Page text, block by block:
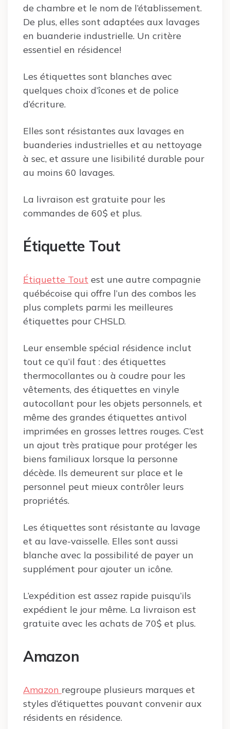
de chambre et le nom de l’établissement.
De plus, elles sont adaptées aux lavages
en buanderie industrielle. Un critère
essentiel en résidence!
Les étiquettes sont blanches avec
quelques choix d’îcones et de police
d’écriture.
Elles sont résistantes aux lavages en
buanderies industrielles et au nettoyage
à sec, et assure une lisibilité durable pour
au moins 60 lavages.
La livraison est gratuite pour les
commandes de 60$ et plus.
Étiquette Tout
Étiquette Tout est une autre compagnie
québécoise qui offre l’un des combos les
plus complets parmi les meilleures
étiquettes pour CHSLD.
Leur ensemble spécial résidence inclut
tout ce qu’il faut : des étiquettes
thermocollantes ou à coudre pour les
vêtements, des étiquettes en vinyle
autocollant pour les objets personnels, et
même des grandes étiquettes antivol
imprimées en grosses lettres rouges. C’est
un ajout très pratique pour protéger les
biens familiaux lorsque la personne
décède. Ils demeurent sur place et le
personnel peut mieux contrôler leurs
propriétés.
Les étiquettes sont résistante au lavage
et au lave-vaisselle. Elles sont aussi
blanche avec la possibilité de payer un
supplément pour ajouter un icône.
L’expédition est assez rapide puisqu’ils
expédient le jour même. La livraison est
gratuite avec les achats de 70$ et plus.
Amazon
Amazon regroupe plusieurs marques et
styles d’étiquettes pouvant convenir aux
résidents en résidence.